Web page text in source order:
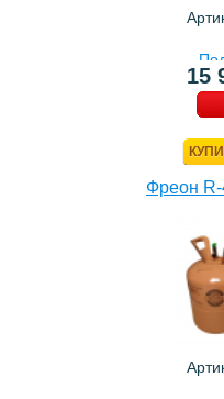
15
Фреон R-